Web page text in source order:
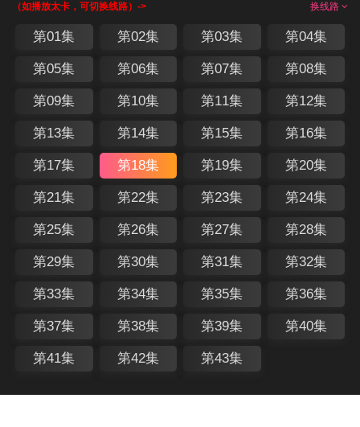
换线路
（如播放太卡，可切换线路）->
第01集 第02集 第03集 第04集
第05集 第06集 第07集 第08集
第09集 第10集 第11集 第12集
第13集 第14集 第15集 第16集
第17集 第18集 第19集 第20集
第21集 第22集 第23集 第24集
第25集 第26集 第27集 第28集
第29集 第30集 第31集 第32集
第33集 第34集 第35集 第36集
第37集 第38集 第39集 第40集
第41集 第42集 第43集